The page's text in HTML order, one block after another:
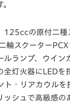
125ccの原付二種
輪スクーター
ランプ、ウイン
全灯火器にLEDを
ト・リアカウルを
ッシュで高級感の